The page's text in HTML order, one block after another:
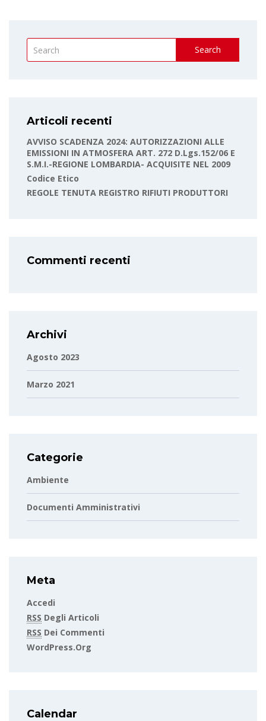
Search
Articoli recenti
AVVISO SCADENZA 2024: AUTORIZZAZIONI ALLE
EMISSIONI IN ATMOSFERA ART. 272 D.Lgs.152/06 E
S.m.i.-REGIONE LOMBARDIA- ACQUISITE NEL 2009
Codice Etico
REGOLE TENUTA REGISTRO RIFIUTI PRODUTTORI
Commenti recenti
Archivi
Agosto 2023
Marzo 2021
Categorie
Ambiente
Documenti Amministrativi
Meta
Accedi
RSS Degli Articoli
RSS Dei Commenti
WordPress.org
Calendar